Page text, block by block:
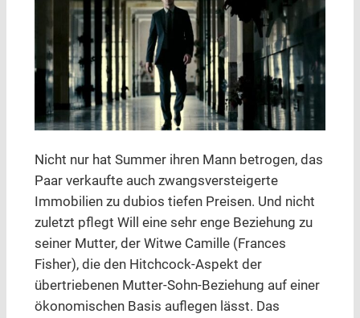
Nicht nur hat Summer ihren Mann betrogen, das
Paar verkaufte auch zwangsversteigerte
Immobilien zu dubios tiefen Preisen. Und nicht
zuletzt pflegt Will eine sehr enge Beziehung zu
seiner Mutter, der Witwe Camille (Frances
Fisher), die den Hitchcock-Aspekt der
übertriebenen Mutter-Sohn-Beziehung auf einer
ökonomischen Basis auflegen lässt. Das